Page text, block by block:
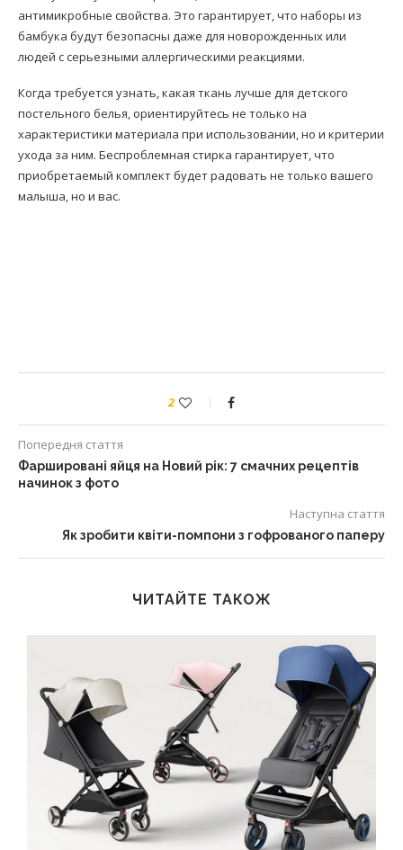
антимикробные свойства. Это гарантирует, что наборы из
бамбука будут безопасны даже для новорожденных или
людей с серьезными аллергическими реакциями.
Когда требуется узнать, какая ткань лучше для детского
постельного белья, ориентируйтесь не только на
характеристики материала при использовании, но и критерии
ухода за ним. Беспроблемная стирка гарантирует, что
приобретаемый комплект будет радовать не только вашего
малыша, но и вас.
2
Попередня стаття
Фаршировані яйця на Новий рік: 7 смачних рецептів
начинок з фото
Наступна стаття
Як зробити квіти-помпони з гофрованого паперу
ЧИТАЙТЕ ТАКОЖ